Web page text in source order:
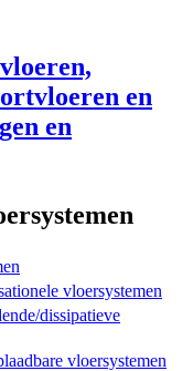
en
en
vloersystemen
dissipatieve
vloersystemen